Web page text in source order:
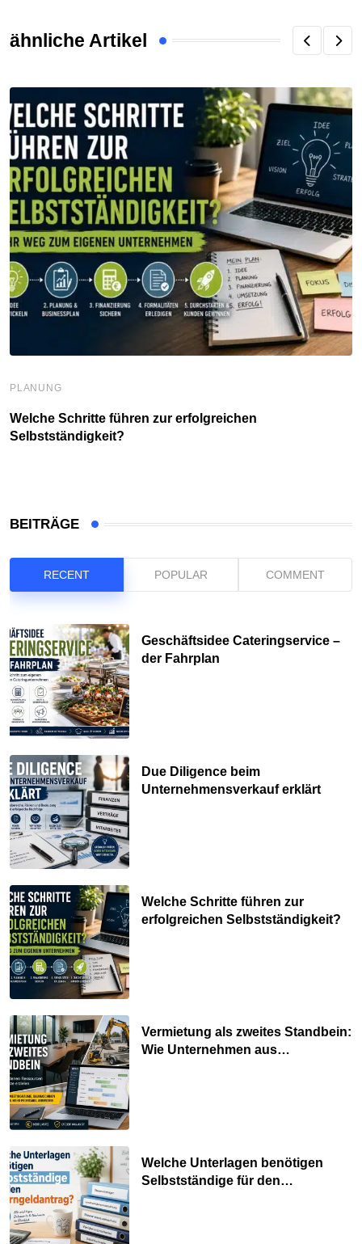
ähnliche Artikel
PLANUNG
Welche Schritte führen zur erfolgreichen
Selbstständigkeit?
BEITRÄGE
RECENT POPULAR COMMENT
Geschäftsidee Cateringservice –
der Fahrplan
Due Diligence beim
Unternehmensverkauf erklärt
Welche Schritte führen zur
erfolgreichen Selbstständigkeit?
Vermietung als zweites Standbein:
Wie Unternehmen aus
Welche Unterlagen benötigen
Selbstständige für den